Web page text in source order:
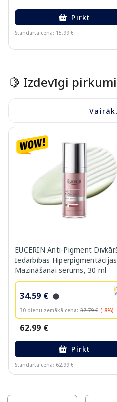
Pirkt
Standarta cena: 15.99 €
🍋 Izdevīgi
EUCERIN Anti-Pigment
Iedarbības Hiperpigmentācijas
Mazināšanai serums, 30 ml
34.59 €
30 dienu zemākā cena: 37.79 € (-8%)
62.99 €
Pirkt
Standarta cena: 62.99 €